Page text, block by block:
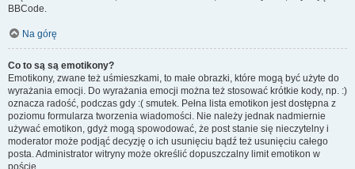
BBCode.
Na górę
Co to są są emotikony?
Emotikony, zwane też uśmieszkami, to małe obrazki, które mogą być użyte do
wyrażania emocji. Do wyrażania emocji można też stosować krótkie kody, np. :)
oznacza radość, podczas gdy :( smutek. Pełna lista emotikon jest dostępna z
poziomu formularza tworzenia wiadomości. Nie należy jednak nadmiernie
używać emotikon, gdyż mogą spowodować, że post stanie się nieczytelny i
moderator może podjąć decyzję o ich usunięciu bądź też usunięciu całego
posta. Administrator witryny może określić dopuszczalny limit emotikon w
poście.